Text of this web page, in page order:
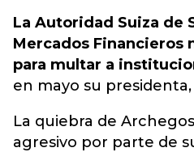
La Autoridad Suiza de
Mercados Financieros
para multar a
en mayo su
La quiebra de
agresivo por parte de